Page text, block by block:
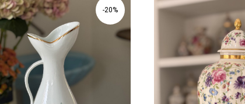
-20%